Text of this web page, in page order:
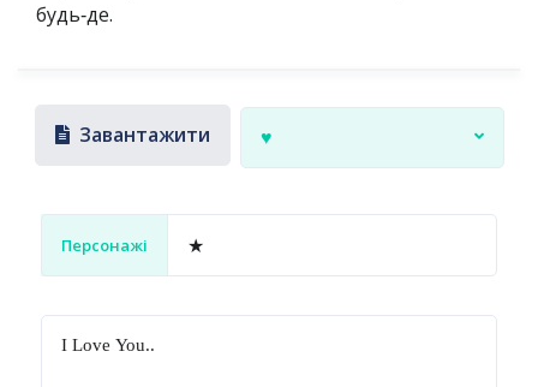
будь‑де.
Завантажити ♥
Персонажі